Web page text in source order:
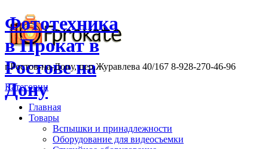
Фототехника
в Прокат в
Ростове на
Дону
г.Ростов-на-Дону, пер.Журавлева 40/167 8-928-270-46-96
Категории
Главная
Товары
Вспышки и принадлежности
Оборудование для видеосъемки